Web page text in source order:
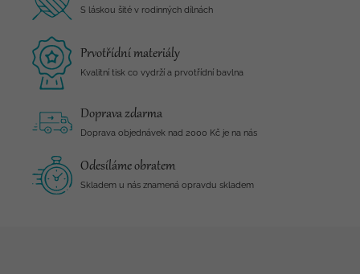
S láskou šité v rodinných dílnách
Prvotřídní materiály
Kvalitní tisk co vydrží a prvotřídní bavlna
Doprava zdarma
Doprava objednávek nad 2000 Kč je na nás
Odesíláme obratem
Skladem u nás znamená opravdu skladem